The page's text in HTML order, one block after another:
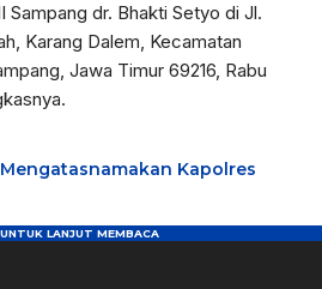
Sampang dr. Bhakti Setyo di Jl.
Karang Dalem, Kecamatan
Jawa Timur 69216, Rabu
Kapolres